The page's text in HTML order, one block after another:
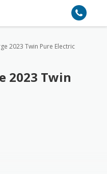
2023 Twin Pure Electric
2023 Twin